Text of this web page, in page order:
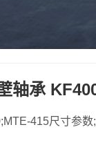
轴承
415尺寸参